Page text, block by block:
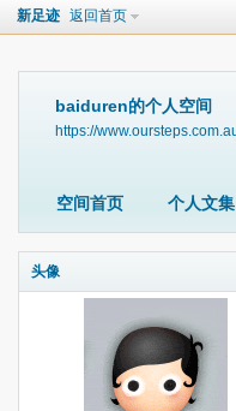
新足迹 返回首页
baiduren的个人空间
https://
空间首页 个人文集
头像